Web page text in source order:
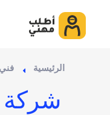
الرئيسية
شركة